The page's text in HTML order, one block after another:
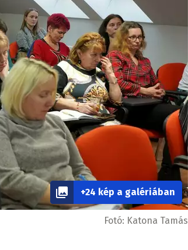
+24 kép a galériában
Fotó: Katona Tamás